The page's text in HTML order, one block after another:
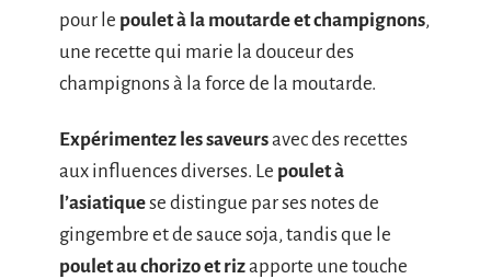
pour le poulet à la moutarde et champignons,
une recette qui marie la douceur des
champignons à la force de la moutarde.
Expérimentez les saveursavec des recettes
aux influences diverses. Le poulet à
l’asiatiquese distingue par ses notes de
gingembre et de sauce soja, tandis que le
poulet au chorizo et rizapporte une touche